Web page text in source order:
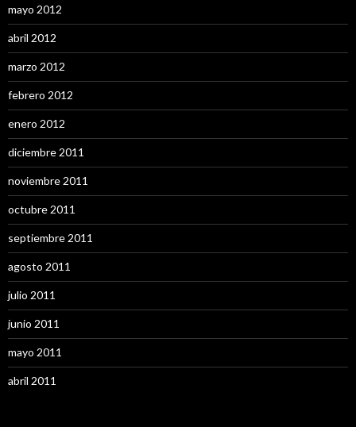
mayo 2012
abril 2012
marzo 2012
febrero 2012
enero 2012
diciembre 2011
noviembre 2011
octubre 2011
septiembre 2011
agosto 2011
julio 2011
junio 2011
mayo 2011
abril 2011